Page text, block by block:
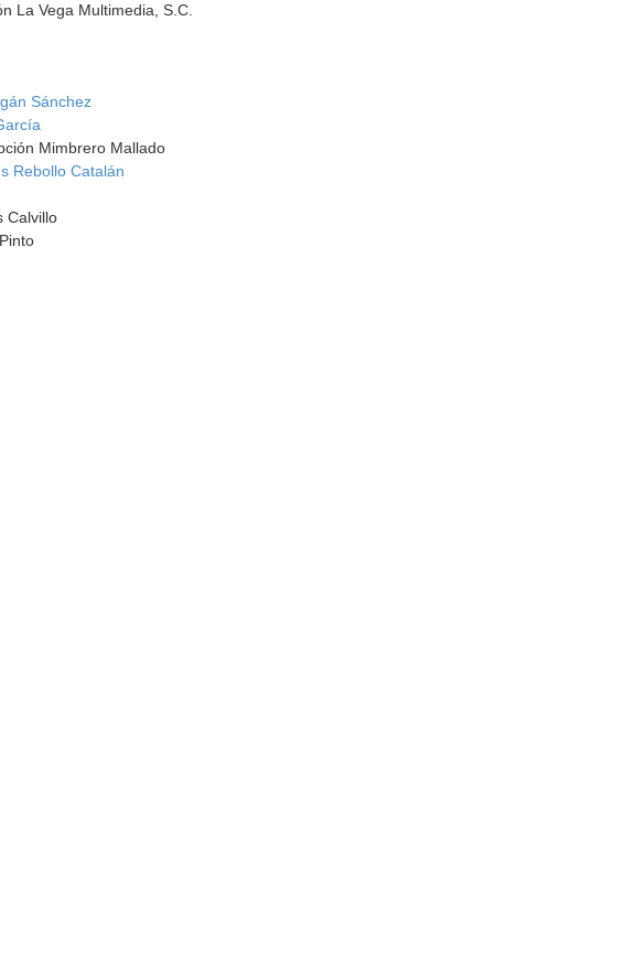
La Vega Multimedia, S.C.
Sánchez
Mimbrero Mallado
Rebollo Catalán
Calvillo